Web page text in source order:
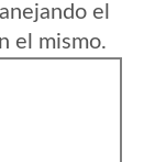
el
el mismo.